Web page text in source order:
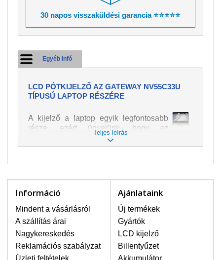
30 napos visszaküldési garancia ⭐⭐⭐⭐⭐
Egyéb infó
LCD PÓTKIJELZŐ AZ GATEWAY NV55C33U
TÍPUSÚ LAPTOP RÉSZÉRE
A kijelző a laptop egyik legfontosabb
része, ezért ügyelünk, hogy az
pótalkatrész a legjobb minőségű
legyen. A kép és szöveg különféle
laptoppal legnagyobb óvatossággal
bekövetkezett sérülések közé a
mechanikai sérüléseket lehet besorolni,
mint pl. széttört vagy megrepedt kijelző.
Továbbá még a függőleges csíkozást,
kijelző sötétségét, villogását vagy
egyenetlen fényességét.
Teljes leírás
Információ
Mindent a vásárlásról
A szállítás árai
Nagykereskedés
Reklamációs szabályzat
Üzleti feltételek
Ajánlataink
Új termékek
Gyártók
LCD kijelző
Billentyűzet
Akkumulátor